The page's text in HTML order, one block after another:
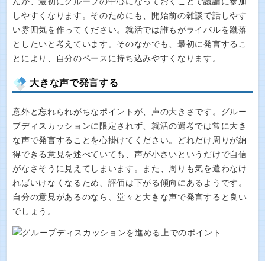
しやすくなります。そのためにも、開始前の雑談で話しやす
い雰囲気を作ってください。就活では誰もがライバルを蹴落
としたいと考えています。そのなかでも、最初に発言するこ
とにより、自分のペースに持ち込みやすくなります。
大きな声で発言する
意外と忘れられがちなポイントが、声の大きさです。グルー
プディスカッションに限定されず、就活の選考では常に大き
な声で発言することを心掛けてください。どれだけ周りが納
得できる意見を述べていても、声が小さいというだけで自信
がなさそうに見えてしまいます。また、周りも気を遣わなけ
ればいけなくなるため、評価は下がる傾向にあるようです。
自分の意見があるのなら、堂々と大きな声で発言すると良い
でしょう。